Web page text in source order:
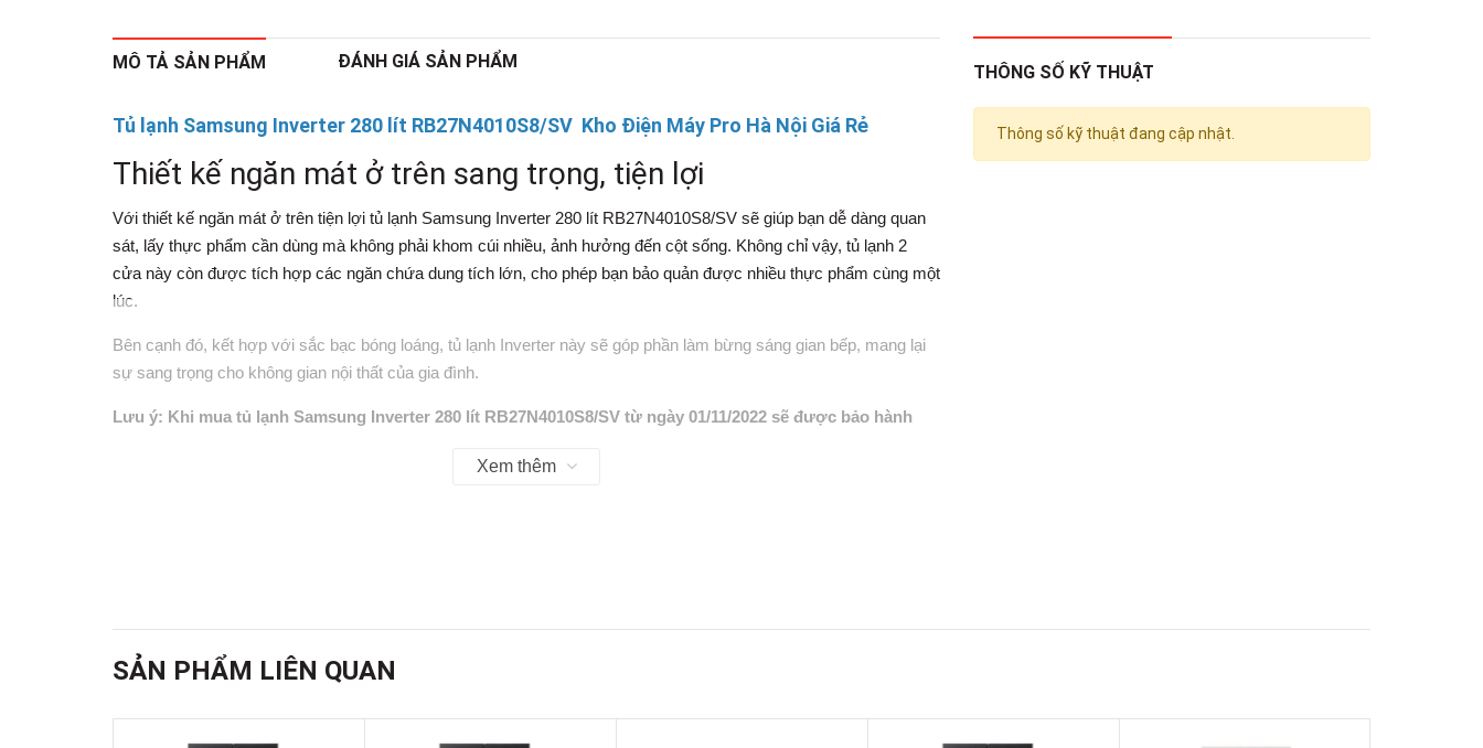
MÔ TẢ SẢN PHẨM ĐÁNH GIÁ SẢN PHẨM
Tủ lạnh Samsung Inverter 280 lít RB27N4010S8/SV Kho Điện Máy Pro Hà Nội Giá Rẻ
Thiết kế ngăn mát ở trên sang trọng, tiện lợi
Với thiết kế ngăn mát ở trên tiện lợi tủ lạnh Samsung Inverter 280 lít RB27N4010S8/SV sẽ giúp bạn dễ dàng quan
sát, lấy thực phẩm cần dùng mà không phải khom cúi nhiều, ảnh hưởng đến cột sống. Không chỉ vậy, tủ lạnh 2
cửa này còn được tích hợp các ngăn chứa dung tích lớn, cho phép bạn bảo quản được nhiều thực phẩm cùng một
lúc.
Bên cạnh đó, kết hợp với sắc bạc bóng loáng, tủ lạnh Inverter này sẽ góp phần làm bừng sáng gian bếp, mang lại
sự sang trọng cho không gian nội thất của gia đình.
Lưu ý: Khi mua tủ lạnh Samsung Inverter 280 lít RB27N4010S8/SV từ ngày 01/11/2022 sẽ được bảo hành
Xem thêm
THÔNG SỐ KỸ THUẬT
Thông số kỹ thuật đang cập nhật.
SẢN PHẨM LIÊN QUAN